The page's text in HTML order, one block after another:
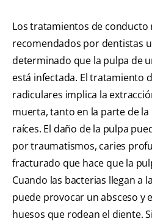
Los tratamientos de conducto
recomendados por dentistas
determinado que la pulpa de
está infectada. El tratamiento
radiculares implica la
muerta, tanto en la parte de
raíces. El daño de la pulpa
por traumatismos, caries
fracturado que hace que la
Cuando las bacterias llegan a
puede provocar un absceso y
huesos que rodean el diente.